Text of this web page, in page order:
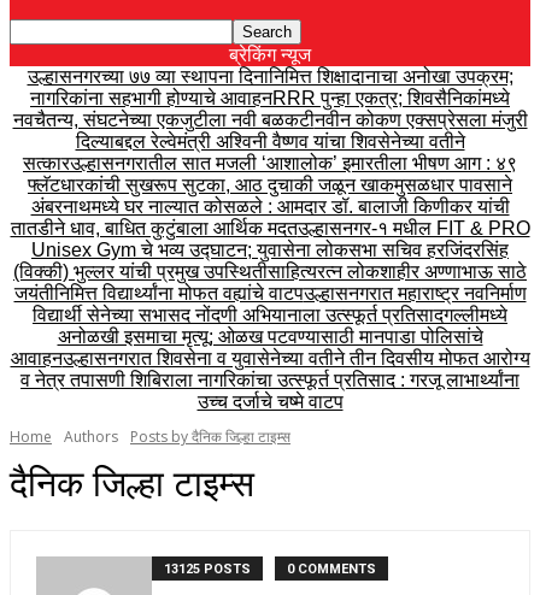
ब्रेकिंग न्यूज
उल्हासनगरच्या ७७ व्या स्थापना दिनानिमित्त शिक्षादानाचा अनोखा उपक्रम;
नागरिकांना सहभागी होण्याचे आवाहनRRR पुन्हा एकत्र; शिवसैनिकांमध्ये
नवचैतन्य, संघटनेच्या एकजुटीला नवी बळकटीनवीन कोकण एक्सप्रेसला मंजुरी
दिल्याबद्दल रेल्वेमंत्री अश्विनी वैष्णव यांचा शिवसेनेच्या वतीने
सत्कारउल्हासनगरातील सात मजली ‘आशालोक’ इमारतीला भीषण आग : ४९
फ्लॅटधारकांची सुखरूप सुटका, आठ दुचाकी जळून खाकमुसळधार पावसाने
अंबरनाथमध्ये घर नाल्यात कोसळले : आमदार डॉ. बालाजी किणीकर यांची
तातडीने धाव, बाधित कुटुंबाला आर्थिक मदतउल्हासनगर-१ मधील FIT & PRO
Unisex Gym चे भव्य उद्घाटन; युवासेना लोकसभा सचिव हरजिंदरसिंह
(विक्की) भुल्लर यांची प्रमुख उपस्थितीसाहित्यरत्न लोकशाहीर अण्णाभाऊ साठे
जयंतीनिमित्त विद्यार्थ्यांना मोफत वह्यांचे वाटपउल्हासनगरात महाराष्ट्र नवनिर्माण
विद्यार्थी सेनेच्या सभासद नोंदणी अभियानाला उत्स्फूर्त प्रतिसादगल्लीमध्ये
अनोळखी इसमाचा मृत्यू; ओळख पटवण्यासाठी मानपाडा पोलिसांचे
आवाहनउल्हासनगरात शिवसेना व युवासेनेच्या वतीने तीन दिवसीय मोफत आरोग्य
व नेत्र तपासणी शिबिराला नागरिकांचा उत्स्फूर्त प्रतिसाद : गरजू लाभार्थ्यांना
उच्च दर्जाचे चष्मे वाटप
Home
Authors Posts by दैनिक जिल्हा टाइम्स
दैनिक जिल्हा टाइम्स
13125 POSTS 0 COMMENTS